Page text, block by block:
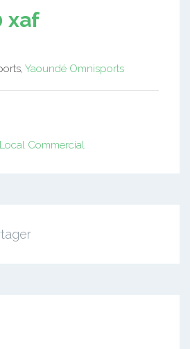
xaf
Yaoundé Omnisports
Local Commercial